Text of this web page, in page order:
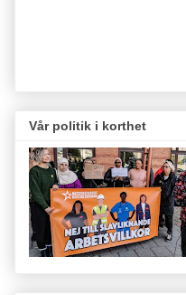
Vår politik i korthet